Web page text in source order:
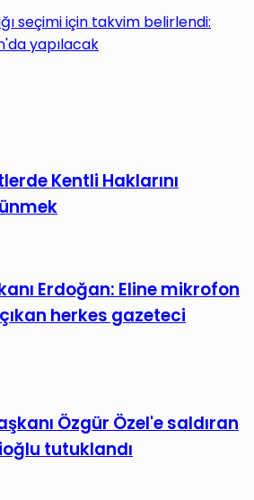
seçimi için takvim belirlendi:
yapılacak
Kentli Haklarını
Erdoğan: Eline mikrofon
herkes gazeteci
Özgür Özel'e saldıran
tutuklandı